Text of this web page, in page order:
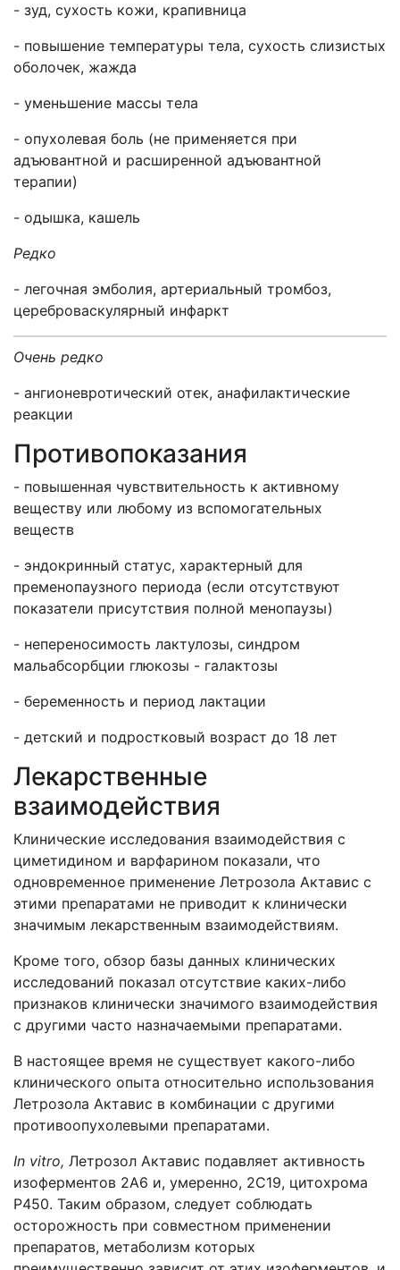
- зуд, сухость кожи, крапивница
- повышение температуры тела, сухость слизистых
оболочек, жажда
- уменьшение массы тела
- опухолевая боль (не применяется при
адъювантной и расширенной адъювантной
терапии)
- одышка, кашель
Редко
- легочная эмболия, артериальный тромбоз,
цереброваскулярный инфаркт
Очень редко
- ангионевротический отек, анафилактические
реакции
Противопоказания
- повышенная чувствительность к активному
веществу или любому из вспомогательных
веществ
- эндокринный статус, характерный для
пременопаузного периода (если отсутствуют
показатели присутствия полной менопаузы)
- непереносимость лактулозы, синдром
мальабсорбции глюкозы - галактозы
- беременность и период лактации
- детский и подростковый возраст до 18 лет
Лекарственные
взаимодействия
Клинические исследования взаимодействия с
циметидином и варфарином показали, что
одновременное применение Летрозола Актавис с
этими препаратами не приводит к клинически
значимым лекарственным взаимодействиям.
Кроме того, обзор базы данных клинических
исследований показал отсутствие каких-либо
признаков клинически значимого взаимодействия
с другими часто назначаемыми препаратами.
В настоящее время не существует какого-либо
клинического опыта относительно использования
Летрозола Актавис в комбинации с другими
противоопухолевыми препаратами.
In vitro, Летрозол Актавис подавляет активность
изоферментов 2А6 и, умеренно, 2С19, цитохрома
Р450. Таким образом, следует соблюдать
осторожность при совместном применении
препаратов, метаболизм которых